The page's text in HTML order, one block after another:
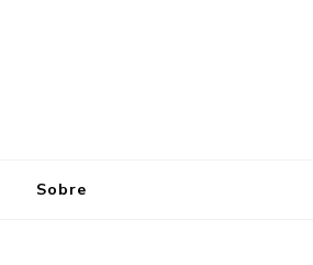
Sobre